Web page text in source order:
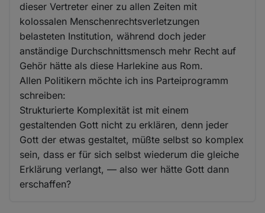
dieser Vertreter einer zu allen Zeiten mit
kolossalen Menschenrechtsverletzungen
belasteten Institution, während doch jeder
anständige Durchschnittsmensch mehr Recht auf
Gehör hätte als diese Harlekine aus Rom.
Allen Politikern möchte ich ins Parteiprogramm
schreiben:
Strukturierte Komplexität ist mit einem
gestaltenden Gott nicht zu erklären, denn jeder
Gott der etwas gestaltet, müßte selbst so komplex
sein, dass er für sich selbst wiederum die gleiche
Erklärung verlangt, — also wer hätte Gott dann
erschaffen?